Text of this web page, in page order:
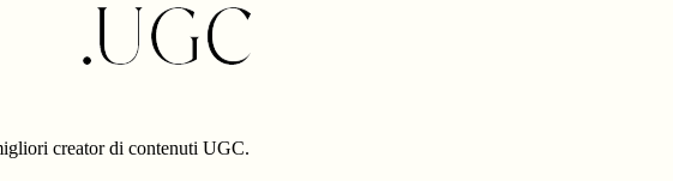
creator di contenuti UGC.